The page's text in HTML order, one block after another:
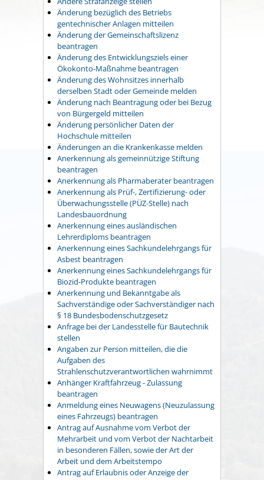
Änderung bezüglich des Betriebs
gentechnischer Anlagen mitteilen
Änderung der Gemeinschaftslizenz
beantragen
Änderung des Entwicklungsziels einer
Ökokonto-Maßnahme beantragen
Änderung des Wohnsitzes innerhalb
derselben Stadt oder Gemeinde melden
Änderung nach Beantragung oder bei Bezug
von Bürgergeld mitteilen
Änderung persönlicher Daten der
Hochschule mitteilen
Änderungen an die Krankenkasse melden
Anerkennung als gemeinnützige Stiftung
beantragen
Anerkennung als Pharmaberater beantragen
Anerkennung als Prüf-, Zertifizierung- oder
Überwachungsstelle (PÜZ-Stelle) nach
Landesbauordnung
Anerkennung eines ausländischen
Lehrerdiploms beantragen
Anerkennung eines Sachkundelehrgangs für
Asbest beantragen
Anerkennung eines Sachkundelehrgangs für
Biozid-Produkte beantragen
Anerkennung und Bekanntgabe als
Sachverständige oder Sachverständiger nach
§ 18 Bundesbodenschutzgesetz
Anfrage bei der Landesstelle für Bautechnik
stellen
Angaben zur Person mitteilen, die die
Aufgaben des
Strahlenschutzverantwortlichen wahrnimmt
Anhänger Kraftfahrzeug - Zulassung
beantragen
Anmeldung eines Neuwagens (Neuzulassung
eines Fahrzeugs) beantragen
Antrag auf Ausnahme vom Verbot der
Mehrarbeit und vom Verbot der Nachtarbeit
in besonderen Fällen, sowie der Art der
Arbeit und dem Arbeitstempo
Antrag auf Erlaubnis oder Anzeige der